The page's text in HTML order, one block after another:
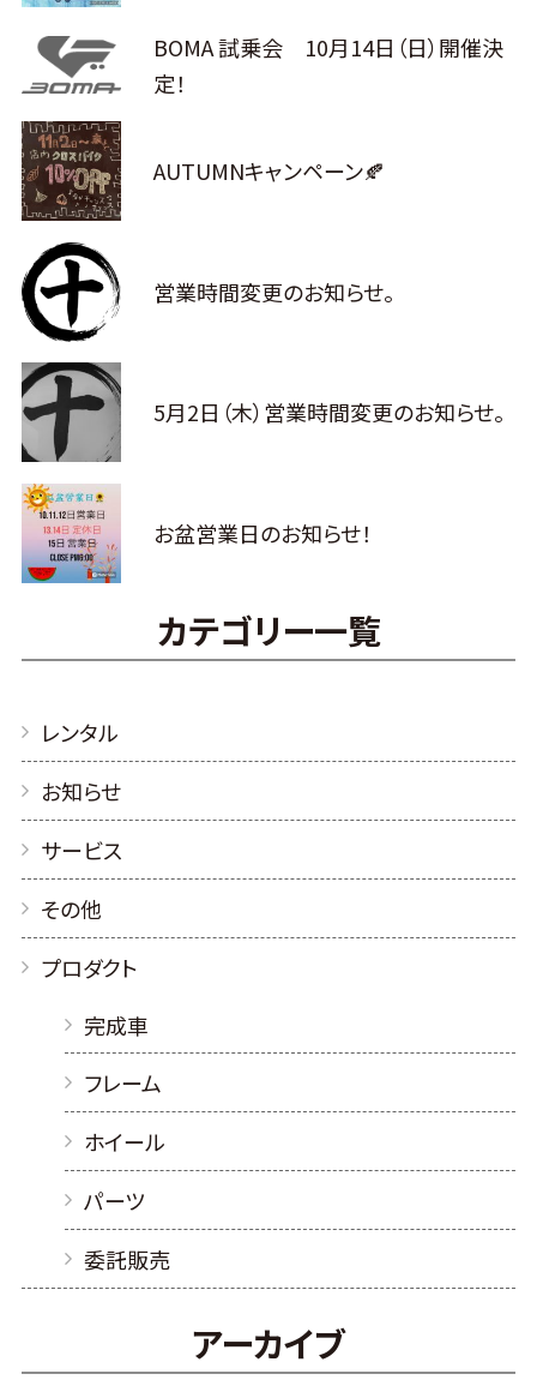
BOMA 試乗会 10月14日（日）開催決
定！
AUTUMNキャンペーン🍂
営業時間変更のお知らせ。
5月2日（木）営業時間変更のお知らせ。
お盆営業日のお知らせ！
カテゴリー一覧
レンタル
お知らせ
サービス
その他
プロダクト
完成車
フレーム
ホイール
パーツ
委託販売
アーカイブ